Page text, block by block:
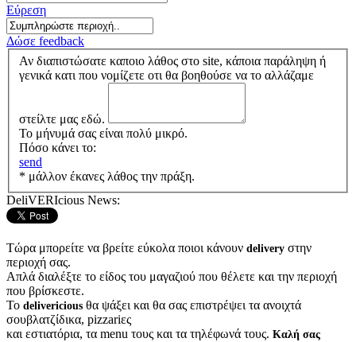
Εύρεση
Δώσε feedback
Αν διαπιστώσατε καποιο λάθος στο site, κάποια παράληψη ή
γενικά κατι που νομίζετε οτι θα βοηθούσε να το αλλάζαμε
στείλτε μας εδώ.
Το μήνυμά σας είναι πολύ μικρό.
Πόσο κάνει το:
send
* μάλλον έκανες λάθος την πράξη.
DeliVERIcious News:
Τώρα μπορείτε να βρείτε εύκολα ποιοι κάνουν delivery στην
περιοχή σας.
Απλά διαλέξτε το είδος του μαγαζιού που θέλετε και την περιοχή
που βρίσκεστε.
Το delivericious θα ψάξει και θα σας επιστρέψει τα ανοιχτά
σουβλατζίδικα, pizzariες
και εστιατόρια, τα menu τους και τα τηλέφωνά τους. Καλή σας